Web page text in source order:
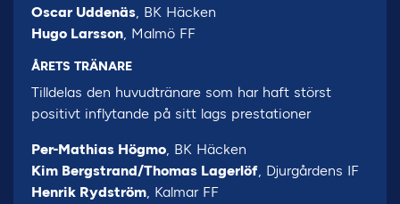
Oscar Uddenäs, BK Häcken
Hugo Larsson, Malmö FF
ÅRETS TRÄNARE
Tilldelas den huvudtränare som har haft störst
positivt inflytande på sitt lags prestationer
Per-Mathias Högmo, BK Häcken
Kim Bergstrand/Thomas Lagerlöf, Djurgårdens IF
Henrik Rydström, Kalmar FF